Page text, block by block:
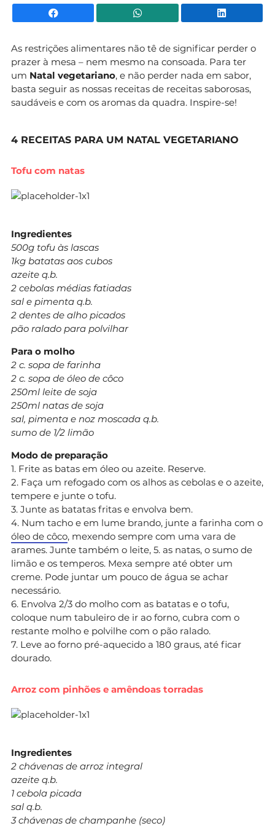
Facebook WhatsApp
As restrições alimentares não tê de significar perder o
prazer à mesa – nem mesmo na consoada. Para ter
um Natal vegetariano, e não perder nada em sabor,
basta seguir as nossas receitas de receitas saborosas,
saudáveis e com os aromas da quadra. Inspire-se!
4 RECEITAS PARA UM NATAL VEGETARIANO
Tofu com natas
Ingredientes
500g tofu às lascas
1kg batatas aos cubos
azeite q.b.
2 cebolas médias fatiadas
sal e pimenta q.b.
2 dentes de alho picados
pão ralado para polvilhar
Para o molho
2 c. sopa de farinha
2 c. sopa de óleo de côco
250ml leite de soja
250ml natas de soja
sal, pimenta e noz moscada q.b.
sumo de 1/2 limão
Modo de preparação
1. Frite as batas em óleo ou azeite. Reserve.
2. Faça um refogado com os alhos as cebolas e o azeite,
tempere e junte o tofu.
3. Junte as batatas fritas e envolva bem.
4. Num tacho e em lume brando, junte a farinha com o
óleo de côco, mexendo sempre com uma vara de
arames. Junte também o leite, 5. as natas, o sumo de
limão e os temperos. Mexa sempre até obter um
creme. Pode juntar um pouco de água se achar
necessário.
6. Envolva 2/3 do molho com as batatas e o tofu,
coloque num tabuleiro de ir ao forno, cubra com o
restante molho e polvilhe com o pão ralado.
7. Leve ao forno pré-aquecido a 180 graus, até ficar
dourado.
Arroz com pinhões e amêndoas torradas
Ingredientes
2 chávenas de arroz integral
azeite q.b.
1 cebola picada
sal q.b.
3 chávenas de champanhe (seco)